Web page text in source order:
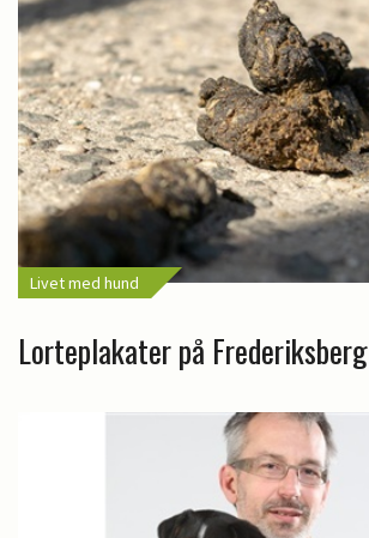
Livet med hund
Lorteplakater på Frederiksberg